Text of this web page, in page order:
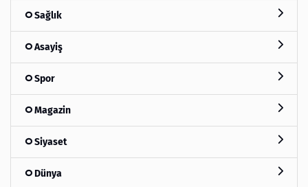
Sağlık
Asayiş
Spor
Magazin
Siyaset
Dünya